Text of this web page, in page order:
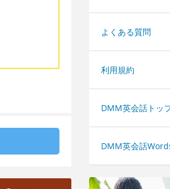
よくある質問
利用規約
DMM英会話トッ
DMM英会話